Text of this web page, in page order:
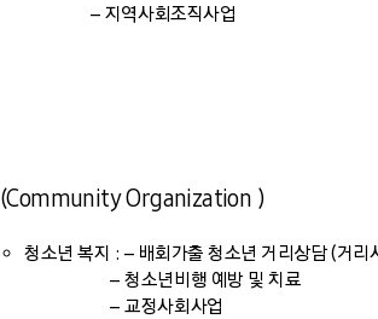
– 지역사회조직사업
(Community Organization )
청소년 복지 : – 배회가출 청소년 거리상담 (거리
– 청소년비행 예방 및 치료
– 교정사회사업